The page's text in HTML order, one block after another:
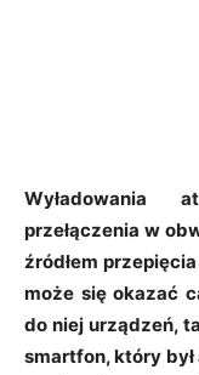
Wyładowania
przełączenia w
źródłem
może sięokazać
do niej urządzeń,
smartfon, który był